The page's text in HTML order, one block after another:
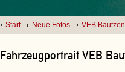
Start Neue Fotos VEB
Fahrzeugportrait VEB